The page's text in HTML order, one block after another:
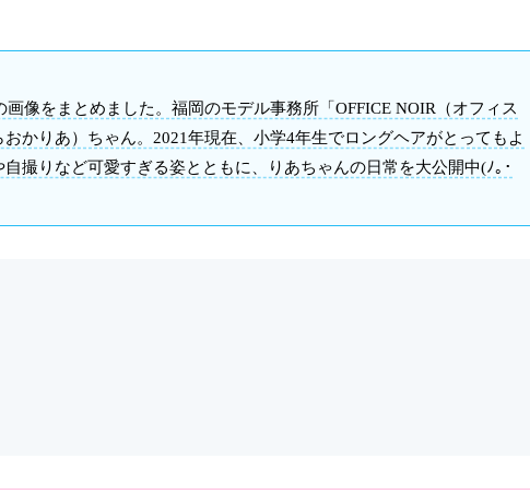
画像をまとめました。福岡のモデル事務所「OFFICE NOIR（オフィス
かりあ）ちゃん。2021年現在、小学4年生でロングヘアがとってもよ
撮りなど可愛すぎる姿とともに、りあちゃんの日常を大公開中(ﾉ｡･